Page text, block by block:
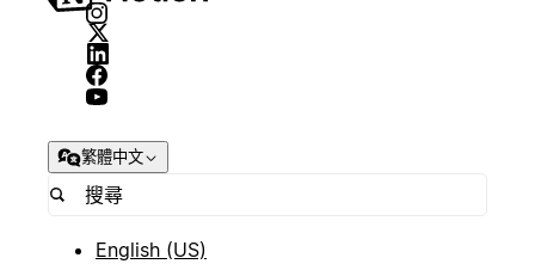
繁體中文
English (US)